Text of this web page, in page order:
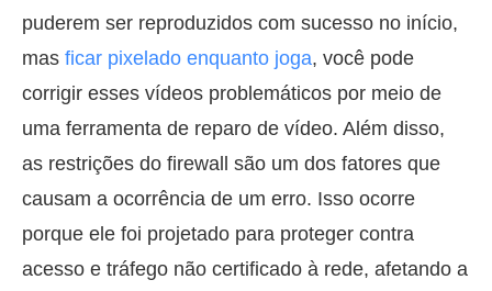
puderem ser reproduzidos com sucesso no início,
mas ficar pixelado enquanto joga, você pode
corrigir esses vídeos problemáticos por meio de
uma ferramenta de reparo de vídeo. Além disso,
as restrições do firewall são um dos fatores que
causam a ocorrência de um erro. Isso ocorre
porque ele foi projetado para proteger contra
acesso e tráfego não certificado à rede, afetando a